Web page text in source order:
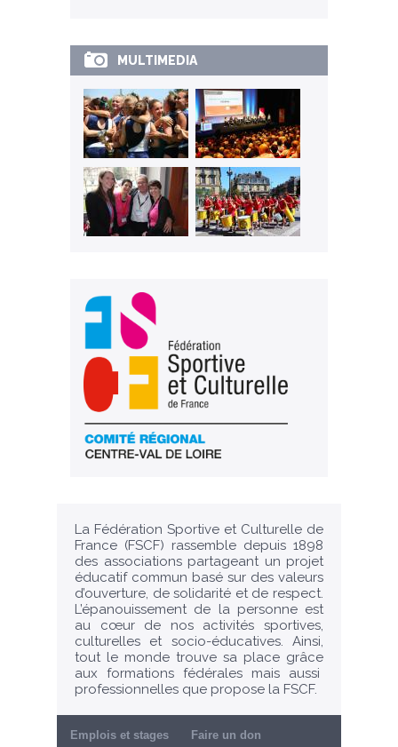
MULTIMEDIA
La Fédération Sportive et Culturelle de
France (FSCF) rassemble depuis 1898
des associations partageant un projet
éducatif commun basé sur des valeurs
d’ouverture, de solidarité et de respect.
L’épanouissement de la personne est
au cœur de nos activités sportives,
culturelles et socio-éducatives. Ainsi,
tout le monde trouve sa place grâce
aux formations fédérales mais aussi
professionnelles que propose la FSCF.
Emplois et stages Faire un don